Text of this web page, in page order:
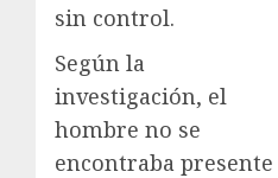
sin control.
Según la
investigación, el
hombre no se
encontraba presente